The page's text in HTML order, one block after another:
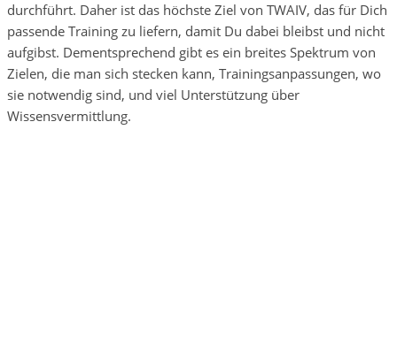
durchführt. Daher ist das höchste Ziel von TWAIV, das für Dich
passende Training zu liefern, damit Du dabei bleibst und nicht
aufgibst. Dementsprechend gibt es ein breites Spektrum von
Zielen, die man sich stecken kann, Trainingsanpassungen, wo
sie notwendig sind, und viel Unterstützung über
Wissensvermittlung.